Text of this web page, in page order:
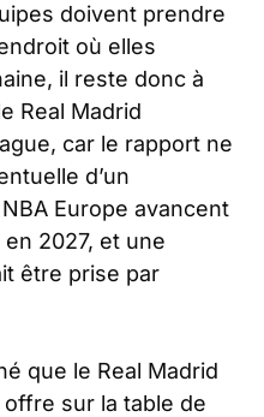
doivent prendre
où elles
il reste donc à
Real Madrid
car le rapport ne
d’un
Europe avancent
2027, et une
être prise par
que le Real Madrid
sur la table de